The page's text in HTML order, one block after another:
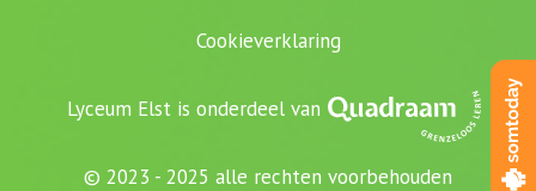
Cookieverklaring
Lyceum Elst is onderdeel van
© 2023 - 2025 alle rechten voorbehouden